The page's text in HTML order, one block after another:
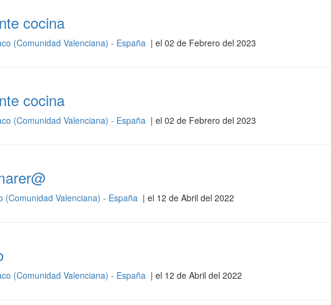
cocina
(Comunidad Valenciana) - España | el 02 de Febrero del 2023
cocina
(Comunidad Valenciana) - España | el 02 de Febrero del 2023
(Comunidad Valenciana) - España | el 12 de Abril del 2022
(Comunidad Valenciana) - España | el 12 de Abril del 2022